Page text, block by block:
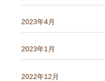
2023年4月
2023年1月
2022年12月